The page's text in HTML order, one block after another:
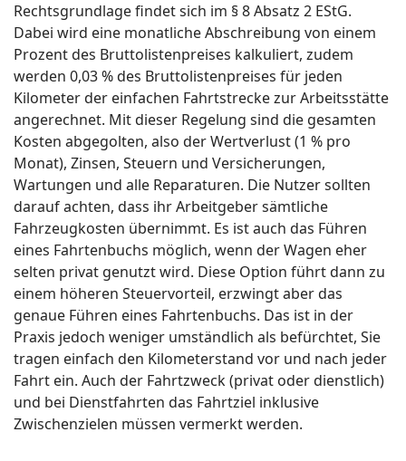
Rechtsgrundlage findet sich im § 8 Absatz 2 EStG.
Dabei wird eine monatliche Abschreibung von einem
Prozent des Bruttolistenpreises kalkuliert, zudem
werden 0,03 % des Bruttolistenpreises für jeden
Kilometer der einfachen Fahrtstrecke zur Arbeitsstätte
angerechnet. Mit dieser Regelung sind die gesamten
Kosten abgegolten, also der Wertverlust (1 % pro
Monat), Zinsen, Steuern und Versicherungen,
Wartungen und alle Reparaturen. Die Nutzer sollten
darauf achten, dass ihr Arbeitgeber sämtliche
Fahrzeugkosten übernimmt. Es ist auch das Führen
eines Fahrtenbuchs möglich, wenn der Wagen eher
selten privat genutzt wird. Diese Option führt dann zu
einem höheren Steuervorteil, erzwingt aber das
genaue Führen eines Fahrtenbuchs. Das ist in der
Praxis jedoch weniger umständlich als befürchtet, Sie
tragen einfach den Kilometerstand vor und nach jeder
Fahrt ein. Auch der Fahrtzweck (privat oder dienstlich)
und bei Dienstfahrten das Fahrtziel inklusive
Zwischenzielen müssen vermerkt werden.